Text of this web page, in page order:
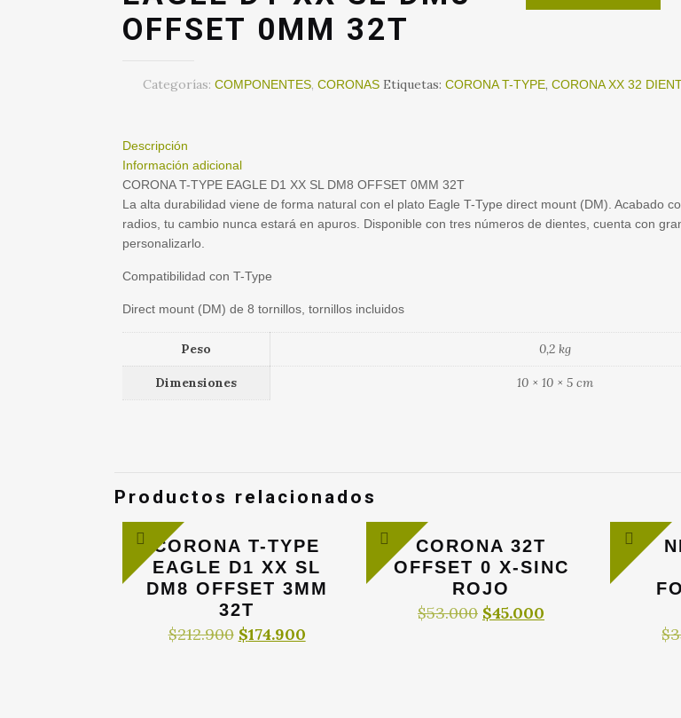
OFFSET 0MM 32T
Categorías:COMPONENTES,CORONAS Etiquetas:CORONA T-TYPE,CORONA XX 32
Descripción
Información adicional
CORONA T-TYPE EAGLE D1 XX SL DM8 OFFSET 0MM 32T
La alta durabilidad viene de forma natural con el plato Eagle T-Type direct mount (DM). Acabado
radios, tu cambio nunca estará en apuros. Disponible con tres números de dientes, cuenta con
personalizarlo.
Compatibilidad con T-Type
Direct mount (DM) de 8 tornillos, tornillos incluidos
Peso 0,2 kg
Dimensiones 10 × 10 × 5 cm
Productos relacionados
CORONA T-TYPE
EAGLE D1 XX SL
DM8 OFFSET 3MM
32T
$212.900 El
$174.900El
CORONA 32T
OFFSET 0 X-SINC
ROJO
$53.000 El
$45.000
$